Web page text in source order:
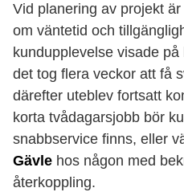
Vid planering av projekt
om väntetid och
kundupplevelse visade
det tog flera veckor att få
därefter uteblev fortsatt
korta tvådagarsjobb bör
snabbservice finns, eller
Gävle hos någon med
återkoppling.